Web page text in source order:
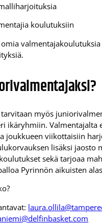
koulutuksiin
tarvitaan myös
ikäryhmiin. Valmentajalta
joukkueen viikottaisiin
lisäksi jaosto
sekä tarjoaa
Pyrinnön aikuisten